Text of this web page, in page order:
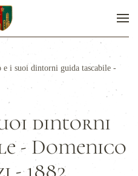
e i suoi dintorni guida tascabile -
dintorni
- Domenico